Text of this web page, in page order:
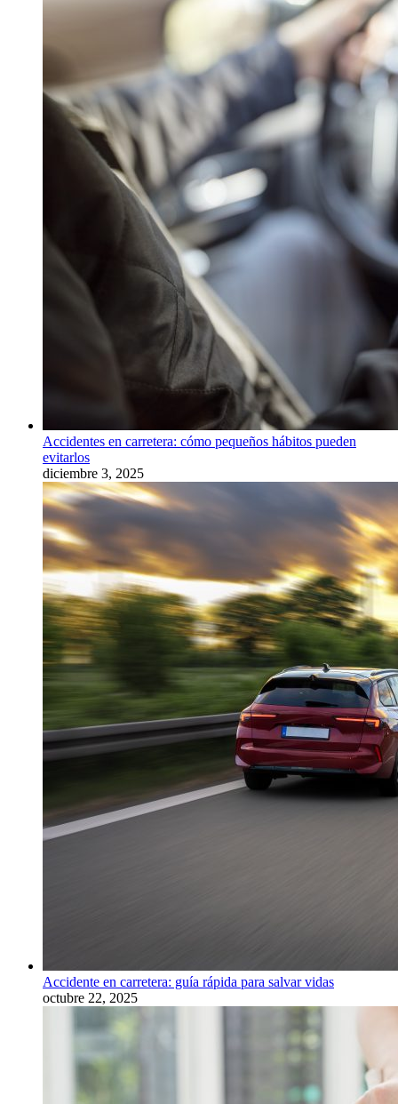
Accidentes en carretera: cómo pequeños hábitos pueden
evitarlos
diciembre 3, 2025
Accidente en carretera: guía rápida para salvar vidas
octubre 22, 2025